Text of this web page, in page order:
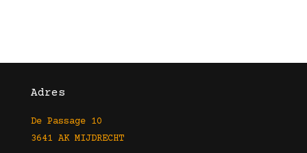
Adres
De Passage 10
3641 AK MIJDRECHT